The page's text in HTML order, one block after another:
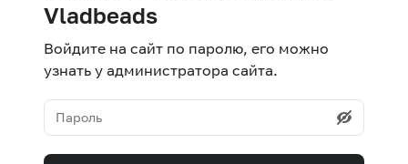
Vladbeads
Войдите на сайт по паролю, его можно
узнать у администратора сайта.